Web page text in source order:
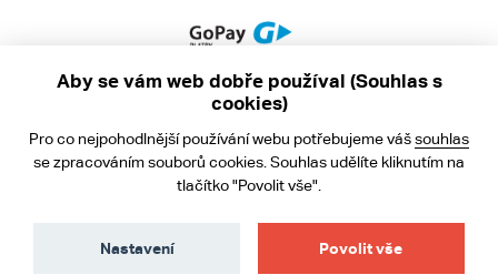
Obchodní podmínky
Ochrana osobních údajů
Aby se vám web dobře používal (Souhlas s
cookies)
Pro co nejpohodlnější používání webu potřebujeme vášsouhlas
se zpracováním souborů cookies. Souhlas udělíte kliknutím na
tlačítko "Povolit vše".
Povolit vše
Nastavení